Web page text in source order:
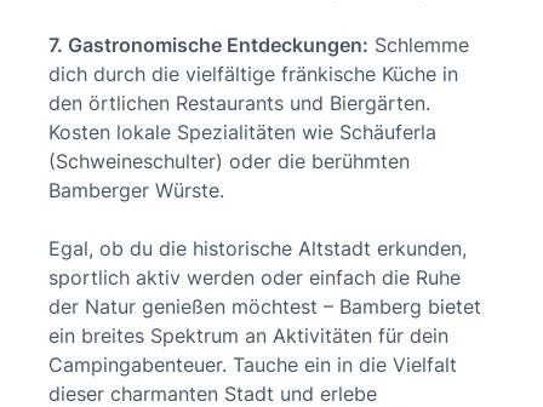
7. Gastronomische Entdeckungen: Schlemme
dich durch die vielfältige fränkische Küche in
den örtlichen Restaurants und Biergärten.
Kosten lokale Spezialitäten wie Schäuferla
(Schweineschulter) oder die berühmten
Bamberger Würste.
Egal, ob du die historische Altstadt erkunden,
sportlich aktiv werden oder einfach die Ruhe
der Natur genießen möchtest – Bamberg bietet
ein breites Spektrum an Aktivitäten für dein
Campingabenteuer. Tauche ein in die Vielfalt
dieser charmanten Stadt und erlebe